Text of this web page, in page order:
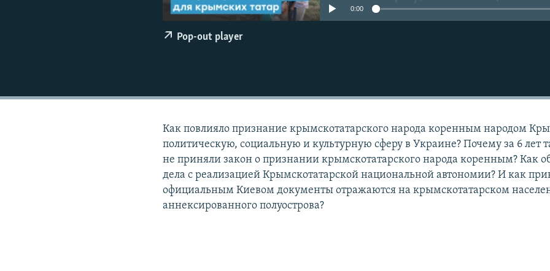
0:00
Pop-out player
Как повлияло признание крымскотатарского народа коренным народом
политическую, социальную и культурную сферу в Украине? Почему за 6 лет
не приняли закон о признании крымскотатарского народа коренным? Как
дела с реализацией Крымскотатарской национальной автономии? И как
официальным Киевом документы отражаются на крымскотатарском
аннексированного полуострова?